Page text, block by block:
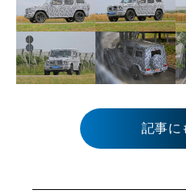
記事に